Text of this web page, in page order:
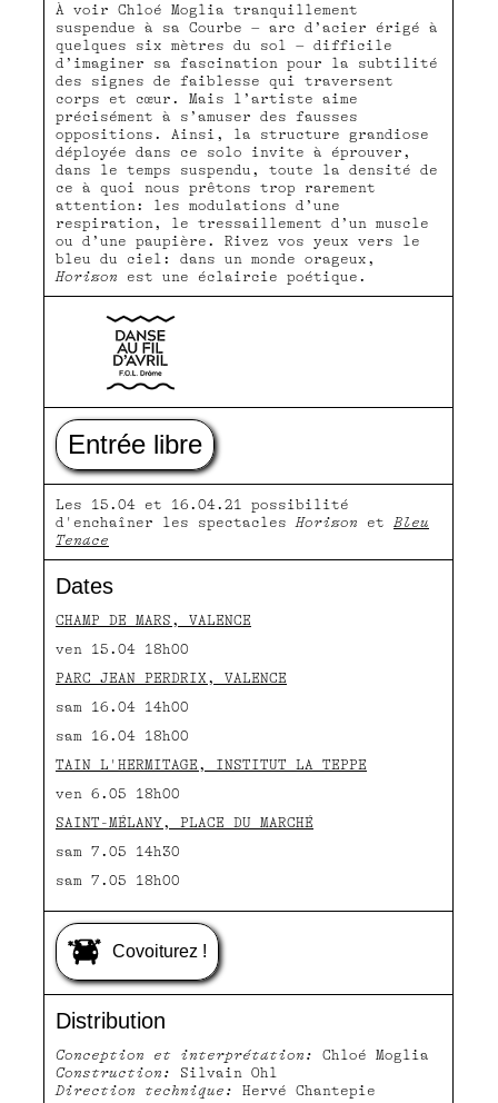
À voir Chloé Moglia tranquillement
suspendue à sa Courbe – arc d’acier érigé à
quelques six mètres du sol – difficile
d’imaginer sa fascination pour la subtilité
des signes de faiblesse qui traversent
corps et cœur. Mais l’artiste aime
précisément à s’amuser des fausses
oppositions. Ainsi, la structure grandiose
déployée dans ce solo invite à éprouver,
dans le temps suspendu, toute la densité de
ce à quoi nous prêtons trop rarement
attention: les modulations d’une
respiration, le tressaillement d’un muscle
ou d’une paupière. Rivez vos yeux vers le
bleu du ciel: dans un monde orageux,
Horizon est une éclaircie poétique.
Distribution
Conception et interprétation: Chloé Moglia
Construction: Silvain Ohl
Direction technique:
Hervé Chantepie
Entrée libre
Les 15.04 et 16.04.21 possibilité
d'enchaîner les spectaclesHorizon et Bleu
Tenace
Dates
CHAMP DE MARS, VALENCE
ven 15.04 18h00
PARC JEAN PERDRIX, VALENCE
sam 16.04 14h00
sam 16.04 18h00
TAIN L'HERMITAGE, INSTITUT LA TEPPE
ven 6.05 18h00
SAINT-MÉLANY, PLACE DU MARCHÉ
sam 7.05 14h30
sam 7.05 18h00
Covoiturez !